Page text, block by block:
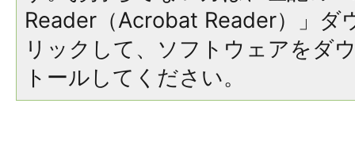
Reader（Acrobat Reader）」ダ
リックして、ソフトウェアをダ
トールしてください。